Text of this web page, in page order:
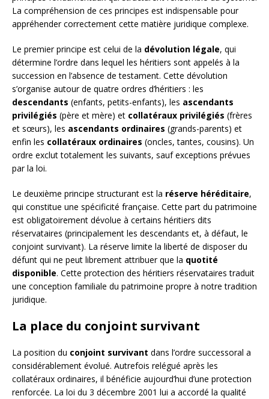
La compréhension de ces principes est indispensable pour
appréhender correctement cette matière juridique complexe.
Le premier principe est celui de la dévolution légale, qui
détermine l’ordre dans lequel les héritiers sont appelés à la
succession en l’absence de testament. Cette dévolution
s’organise autour de quatre ordres d’héritiers : les
descendants (enfants, petits-enfants), les ascendants
privilégiés (père et mère) et collatéraux privilégiés (frères
et sœurs), les ascendants ordinaires (grands-parents) et
enfin les collatéraux ordinaires (oncles, tantes, cousins). Un
ordre exclut totalement les suivants, sauf exceptions prévues
par la loi.
Le deuxième principe structurant est la réserve héréditaire,
qui constitue une spécificité française. Cette part du patrimoine
est obligatoirement dévolue à certains héritiers dits
réservataires (principalement les descendants et, à défaut, le
conjoint survivant). La réserve limite la liberté de disposer du
défunt qui ne peut librement attribuer que la quotité
disponible. Cette protection des héritiers réservataires traduit
une conception familiale du patrimoine propre à notre tradition
juridique.
La place du conjoint survivant
La position du conjoint survivant dans l’ordre successoral a
considérablement évolué. Autrefois relégué après les
collatéraux ordinaires, il bénéficie aujourd’hui d’une protection
renforcée. La loi du 3 décembre 2001 lui a accordé la qualité